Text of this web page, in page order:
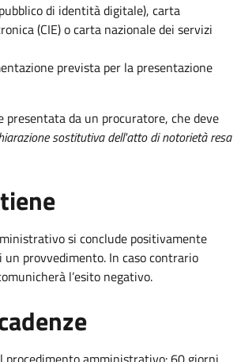
di identità digitale), carta
(CIE) o carta nazionale dei servizi
prevista per la presentazione
presentata da un procuratore, che deve
sostitutiva dell'atto di notorietà resa
si conclude positivamente
un provvedimento. In caso contrario
l’esito negativo.